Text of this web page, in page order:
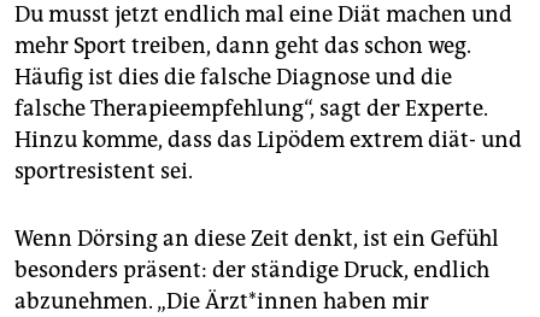
Du musst jetzt endlich mal eine Diät machen und
mehr Sport treiben, dann geht das schon weg.
Häufig ist dies die falsche Diagnose und die
falsche Therapieempfehlung“, sagt der Experte.
Hinzu komme, dass das Lipödem extrem diät- und
sportresistent sei.
Wenn Dörsing an diese Zeit denkt, ist ein Gefühl
besonders präsent: der ständige Druck, endlich
abzunehmen. „Die Ärz­t*in­nen haben mir